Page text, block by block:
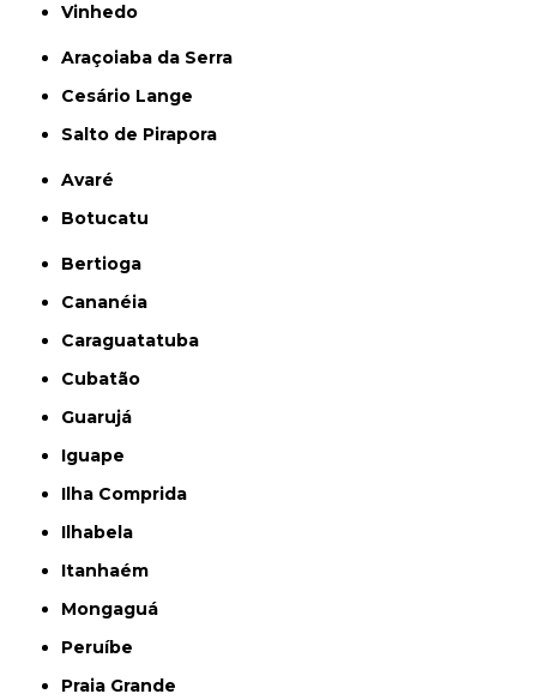
Vinhedo
Araçoiaba da Serra
Cesário Lange
Salto de Pirapora
Avaré
Botucatu
Bertioga
Cananéia
Caraguatatuba
Cubatão
Guarujá
Iguape
Ilha Comprida
Ilhabela
Itanhaém
Mongaguá
Peruíbe
Praia Grande